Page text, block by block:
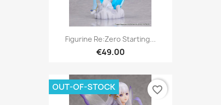
Figurine Re:Zero Starting...
€49.00
OUT-OF-STOCK favorite_border